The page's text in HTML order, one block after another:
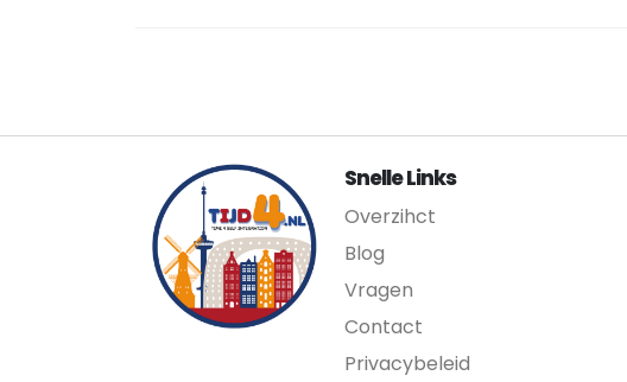
Snelle Links
Overzihct
Blog
Vragen
Contact
Privacybeleid